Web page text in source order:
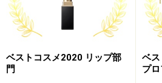
ブランド売り上げNo.１
透力をアップしてリニュ
「ハリの低下はアミノ酸の減少
ら、年齢とともに減少するアミノ
ベストコスメ2020 リップ部
門
ベ
プ